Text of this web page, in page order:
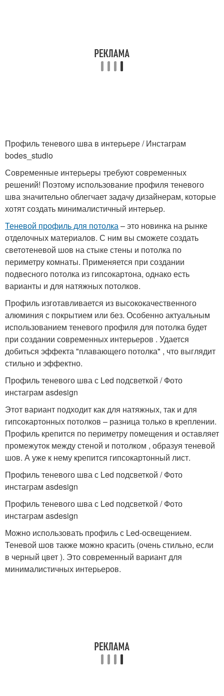
Профиль теневого шва в интерьере / Инстаграм
bodes_studio
Современные интерьеры требуют современных
решений! Поэтому использование профиля теневого
шва значительно облегчает задачу дизайнерам, которые
хотят создать минималистичный интерьер.
Теневой профиль для потолка– это новинка на рынке
отделочных материалов. С ним вы сможете создать
светотеневой шов на стыке стены и потолка по
периметру комнаты. Применяется при создании
подвесного потолка из гипсокартона, однако есть
варианты и для натяжных потолков.
Профиль изготавливается из высококачественного
алюминия с покрытием или без. Особенно актуальным
использованием теневого профиля для потолка будет
при создании современных интерьеров . Удается
добиться эффекта "плавающего потолка" , что выглядит
стильно и эффектно.
Профиль теневого шва с Led подсветкой / Фото
инстаграм asdesign
Этот вариант подходит как для натяжных, так и для
гипсокартонных потолков – разница только в креплении.
Профиль крепится по периметру помещения и оставляет
промежуток между стеной и потолком , образуя теневой
шов. А уже к нему крепится гипсокартонный лист.
Профиль теневого шва с Led подсветкой / Фото
инстаграм asdesign
Профиль теневого шва с Led подсветкой / Фото
инстаграм asdesign
Можно использовать профиль с Led-освещением.
Теневой шов также можно красить (очень стильно, если
в черный цвет ). Это современный вариант для
минималистичных интерьеров.